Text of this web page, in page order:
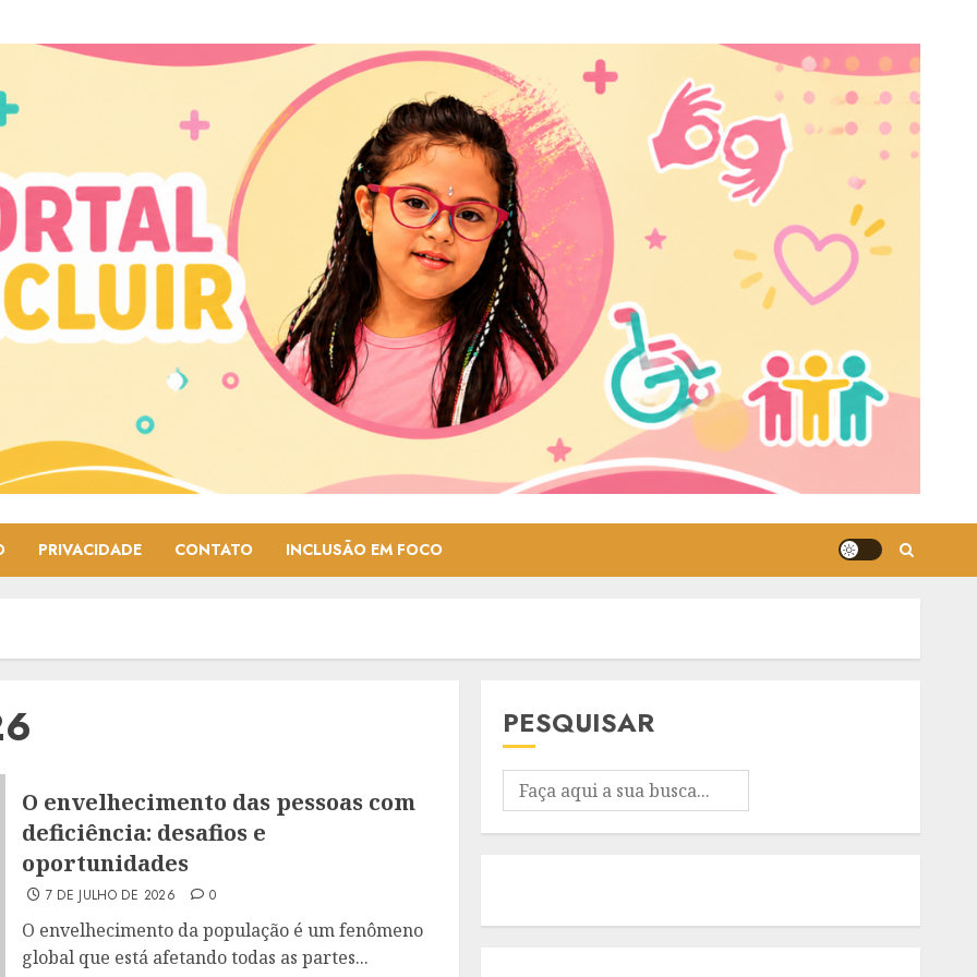
PRIVACIDADE CONTATO INCLUSÃO EM FOCO
O envelhecimento das pessoas com
deficiência: desafios e
oportunidades
7 DE JULHO DE 2026 0
O envelhecimento da população é um fenômeno
global que está afetando todas as partes...
PESQUISAR